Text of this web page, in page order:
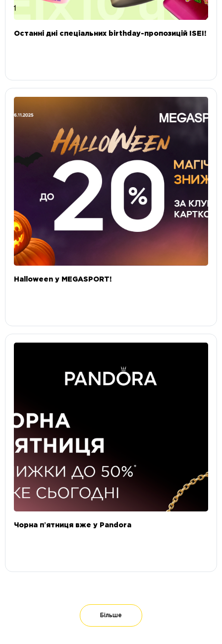
Останні дні спеціальних birthday-пропозицій ISEI!
Halloween у MEGASPORT!
Чорна пʼятниця вже у Pandora
Більше